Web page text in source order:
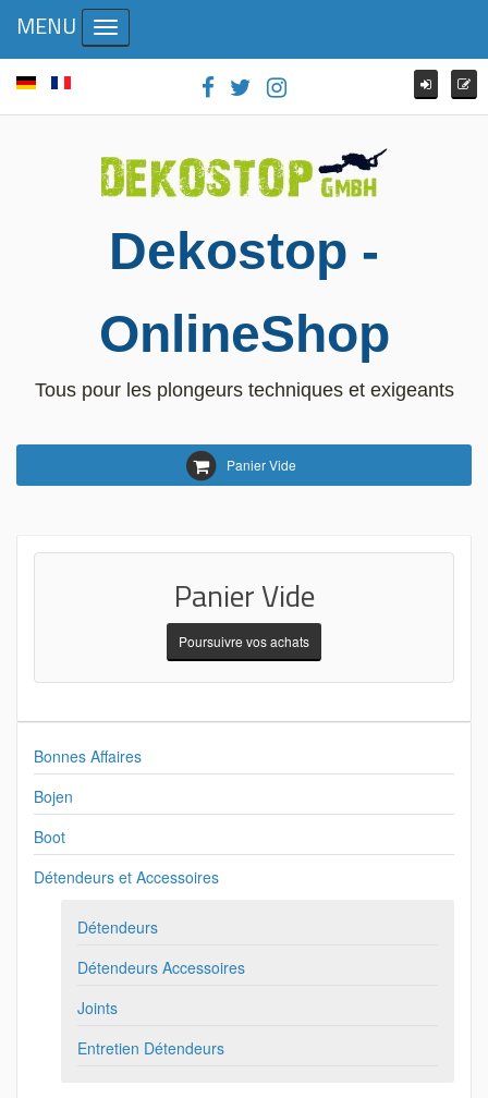
Dekostop -
OnlineShop
Tous pour les plongeurs techniques et exigeants
Panier Vide
MENU Toggle navigation
Panier Vide
Poursuivre vos achats
Bonnes Affaires
Bojen
Boot
Détendeurs et Accessoires
Détendeurs
Détendeurs Accessoires
Joints
Entretien Détendeurs